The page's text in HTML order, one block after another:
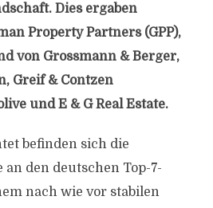
Dies ergaben
Property Partners (GPP),
von Grossmann & Berger,
Greif & Contzen
und E & G Real Estate.
befinden sich die
den deutschen Top-7-
nach wie vor stabilen